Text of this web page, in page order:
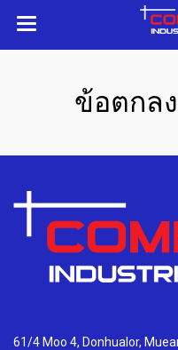
ข้อตกล
61/4 Moo 4, Donhualor,